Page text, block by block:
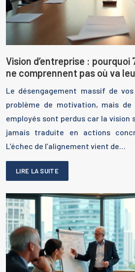
Vision d’entreprise : pourquoi
ne comprennent pas où va
Le désengagement massif de
problème de motivation, mais
employés sont perdus car la vision
jamais traduite en actions
L’échec de l’alignement vient de…
LIRE LA SUITE